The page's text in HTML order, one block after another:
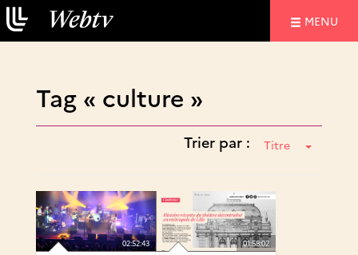
MENU
Tag « culture »
Trier par : Titre
02:52:43 01:58:02